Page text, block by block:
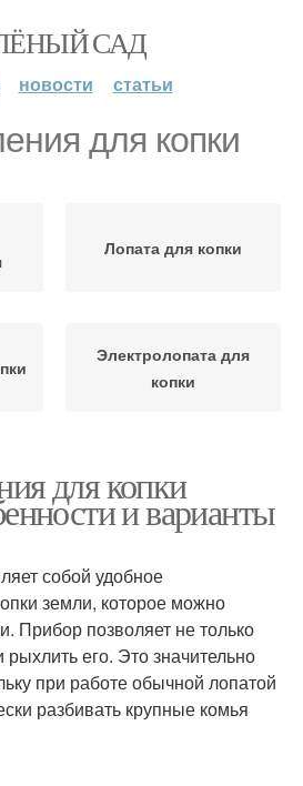
САД
новости статьи
для копки
Лопата для копки
Электролопата для
копки
для копки
и варианты
собой удобное
земли, которое можно
Прибор позволяет не только
рыхлить его. Это значительно
при работе обычной лопатой
разбивать крупные комья